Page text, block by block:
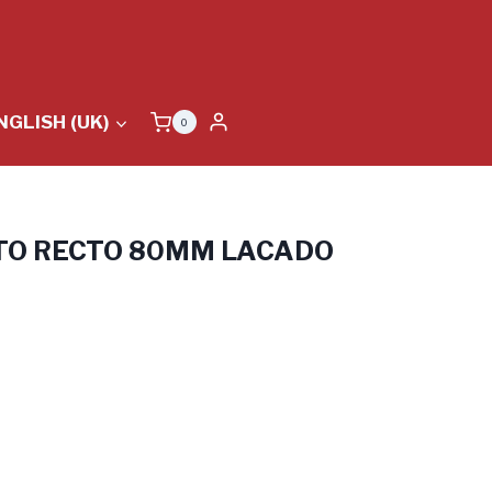
(UK) 0
RECTO 80MM LACADO